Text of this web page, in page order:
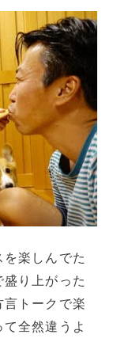
楽しんでた
り上がった
言トークで楽
全然違うよ